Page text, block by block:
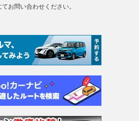
お問い合わせください。